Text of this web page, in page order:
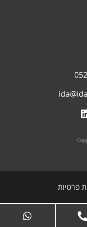
פרטיות